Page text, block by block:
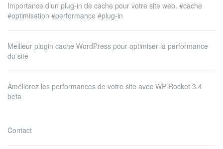
Importance d’un plug-in de cache pour votre site web. #cache
#optimisation #performance #plug-in
Meilleur plugin cache WordPress pour optimiser la performance
du site
Améliorez les performances de votre site avec WP Rocket 3.4
beta
Contact